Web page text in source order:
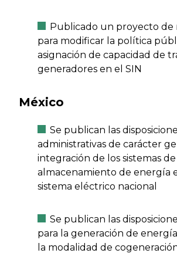
Publicado un proyecto de
para modificar la política
asignación de capacidad de
generadores en el SIN
México
Se publican las
administrativas de carácter
integración de los sistemas de
almacenamiento de energía
sistema eléctrico nacional
Se publican las
para la generación de
la modalidad de